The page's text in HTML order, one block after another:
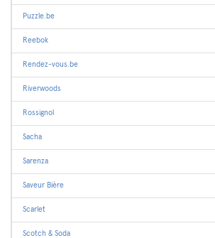
Puzzle.be
Reebok
Rendez-vous.be
Riverwoods
Rossignol
Sacha
Sarenza
Saveur Bière
Scarlet
Scotch & Soda